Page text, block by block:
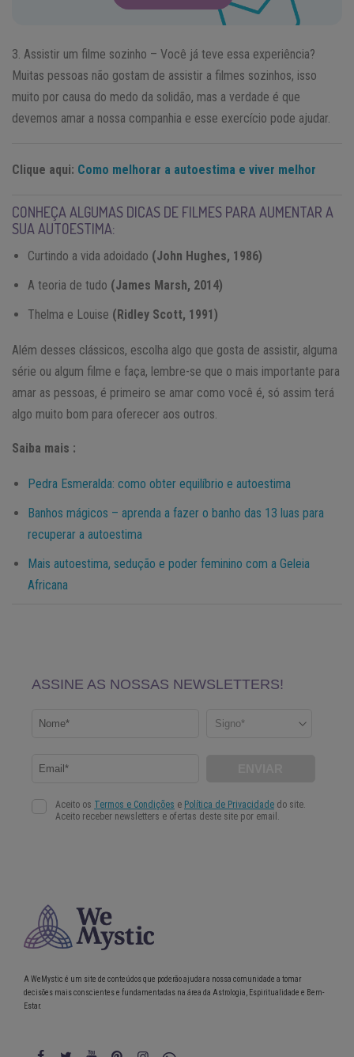
3. Assistir um filme sozinho – Você já teve essa experiência?
Muitas pessoas não gostam de assistir a filmes sozinhos, isso
muito por causa do medo da solidão, mas a verdade é que
devemos amar a nossa companhia e esse exercício pode ajudar.
Clique aqui: Como melhorar a autoestima e viver melhor
CONHEÇA ALGUMAS DICAS DE FILMES PARA AUMENTAR A
SUA AUTOESTIMA:
Curtindo a vida adoidado (John Hughes, 1986)
A teoria de tudo (James Marsh, 2014)
Thelma e Louise (Ridley Scott, 1991)
Além desses clássicos, escolha algo que gosta de assistir, alguma
série ou algum filme e faça, lembre-se que o mais importante para
amar as pessoas, é primeiro se amar como você é, só assim terá
algo muito bom para oferecer aos outros.
Saiba mais :
Pedra Esmeralda: como obter equilíbrio e autoestima
Banhos mágicos – aprenda a fazer o banho das 13 luas para
recuperar a autoestima
Mais autoestima, sedução e poder feminino com a Geleia
Africana
A WeMystic é um site de conteúdos que poderão ajudar a nossa comunidade a tomar
decisões mais conscientes e fundamentadas na área da Astrologia, Espiritualidade e Bem-
Estar.